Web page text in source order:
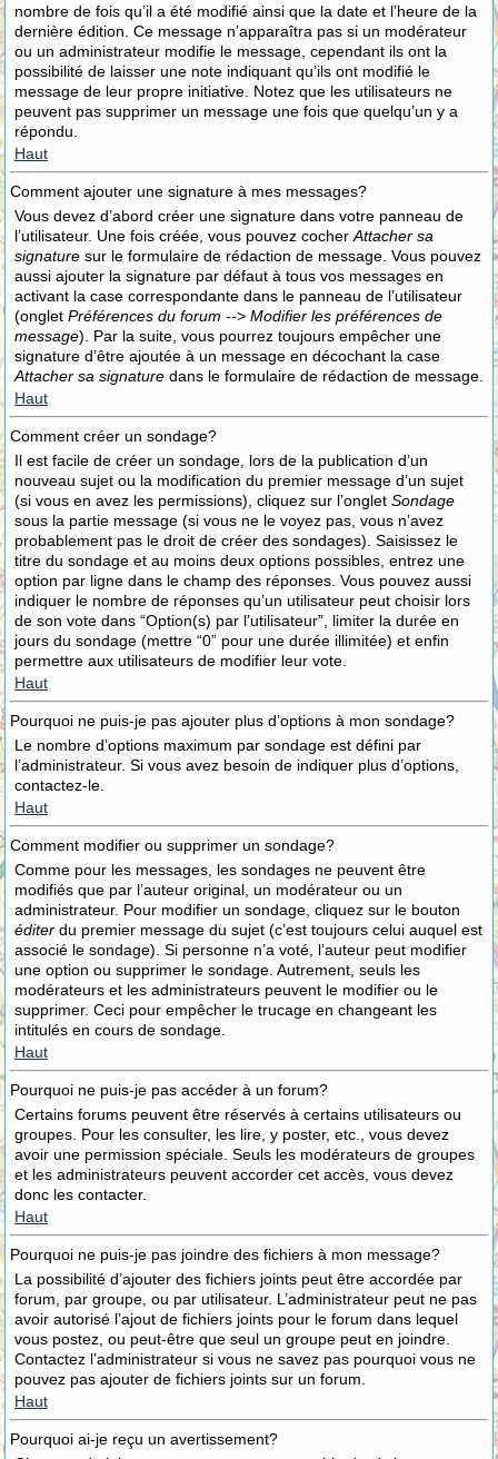
nombre de fois qu’il a été modifié ainsi que la date et l’heure de la
dernière édition. Ce message n’apparaîtra pas si un modérateur
ou un administrateur modifie le message, cependant ils ont la
possibilité de laisser une note indiquant qu’ils ont modifié le
message de leur propre initiative. Notez que les utilisateurs ne
peuvent pas supprimer un message une fois que quelqu’un y a
répondu.
Haut
Comment ajouter une signature à mes messages?
Vous devez d’abord créer une signature dans votre panneau de
l’utilisateur. Une fois créée, vous pouvez cocher Attacher sa
signature sur le formulaire de rédaction de message. Vous pouvez
aussi ajouter la signature par défaut à tous vos messages en
activant la case correspondante dans le panneau de l’utilisateur
(onglet Préférences du forum --> Modifier les préférences de
message). Par la suite, vous pourrez toujours empêcher une
signature d’être ajoutée à un message en décochant la case
Attacher sa signature dans le formulaire de rédaction de message.
Haut
Comment créer un sondage?
Il est facile de créer un sondage, lors de la publication d’un
nouveau sujet ou la modification du premier message d’un sujet
(si vous en avez les permissions), cliquez sur l’onglet Sondage
sous la partie message (si vous ne le voyez pas, vous n’avez
probablement pas le droit de créer des sondages). Saisissez le
titre du sondage et au moins deux options possibles, entrez une
option par ligne dans le champ des réponses. Vous pouvez aussi
indiquer le nombre de réponses qu’un utilisateur peut choisir lors
de son vote dans “Option(s) par l’utilisateur”, limiter la durée en
jours du sondage (mettre “0” pour une durée illimitée) et enfin
permettre aux utilisateurs de modifier leur vote.
Haut
Pourquoi ne puis-je pas ajouter plus d’options à mon sondage?
Le nombre d’options maximum par sondage est défini par
l’administrateur. Si vous avez besoin de indiquer plus d’options,
contactez-le.
Haut
Comment modifier ou supprimer un sondage?
Comme pour les messages, les sondages ne peuvent être
modifiés que par l’auteur original, un modérateur ou un
administrateur. Pour modifier un sondage, cliquez sur le bouton
éditer du premier message du sujet (c’est toujours celui auquel est
associé le sondage). Si personne n’a voté, l’auteur peut modifier
une option ou supprimer le sondage. Autrement, seuls les
modérateurs et les administrateurs peuvent le modifier ou le
supprimer. Ceci pour empêcher le trucage en changeant les
intitulés en cours de sondage.
Haut
Pourquoi ne puis-je pas accéder à un forum?
Certains forums peuvent être réservés à certains utilisateurs ou
groupes. Pour les consulter, les lire, y poster, etc., vous devez
avoir une permission spéciale. Seuls les modérateurs de groupes
et les administrateurs peuvent accorder cet accès, vous devez
donc les contacter.
Haut
Pourquoi ne puis-je pas joindre des fichiers à mon message?
La possibilité d’ajouter des fichiers joints peut être accordée par
forum, par groupe, ou par utilisateur. L’administrateur peut ne pas
avoir autorisé l’ajout de fichiers joints pour le forum dans lequel
vous postez, ou peut-être que seul un groupe peut en joindre.
Contactez l’administrateur si vous ne savez pas pourquoi vous ne
pouvez pas ajouter de fichiers joints sur un forum.
Haut
Pourquoi ai-je reçu un avertissement?